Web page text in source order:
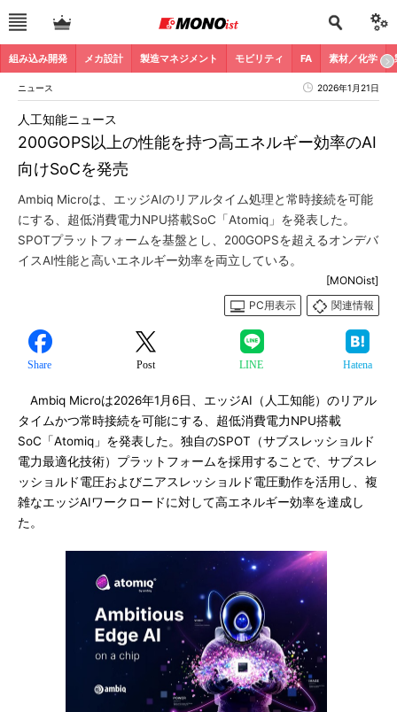
組み込み開発 メカ設計 製造マネジメント モビリティ FA 素材／化学
ニュース 2026年1月21日
200GOPS以上の性能を持つ高エネルギー効率のAI
向けSoCを発売
人工知能ニュース
Ambiq Microは、エッジAIのリアルタイム処理と常時接続を可能
にする、超低消費電力NPU搭載SoC「Atomiq」を発表した。
SPOTプラットフォームを基盤とし、200GOPSを超えるオンデバ
イスAI性能と高いエネルギー効率を両立している。
[MONOist]
PC用表示
関連情報
Share Post LINE Hatena
Ambiq Microは2026年1月6日、エッジAI（人工知能）のリアル
タイムかつ常時接続を可能にする、超低消費電力NPU搭載
SoC「Atomiq」を発表した。独自のSPOT（サブスレッショルド
電力最適化技術）プラットフォームを採用することで、サブスレ
ッショルド電圧およびニアスレッショルド電圧動作を活用し、複
雑なエッジAIワークロードに対して高エネルギー効率を達成し
た。